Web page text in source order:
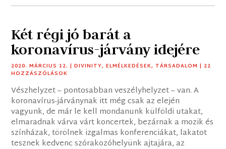
Két régi jó barát a
koronavírus-járvány idejére
2020. MÁRCIUS 12. |DIVINITY,ELMÉLKEDÉSEK, TÁRSADALOM | 22
HOZZÁSZÓLÁSOK
Vészhelyzet – pontosabban veszélyhelyzet – van. A
koronavírus-járványnak itt még csak az elején
vagyunk, de már le kell mondanunk külföldi utakat,
elmaradnak várva várt koncertek, bezárnak a mozik és
színházak, törölnek izgalmas konferenciákat, lakatot
tesznek kedvenc szórakozóhelyünk ajtajára, az